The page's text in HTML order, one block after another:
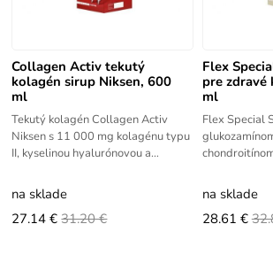
Collagen Activ tekutý
kolagén sirup Niksen, 600
ml
Tekutý kolagén Collagen Activ
Niksen s 11 000 mg kolagénu typu
II, kyselinou hyalurónovou a
pokožky, vlasov a nechtov.
na sklade
27.14 € 31.20 €
Flex
pre zdravé
ml
Flex Special
pohybového
na sklade
28.61 €